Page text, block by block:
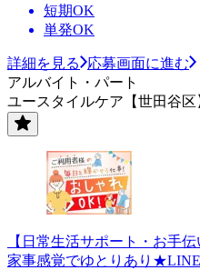
短期OK
単発OK
詳細を見る
応募画面に進む
アルバイト・パート
ユースタイルケア【世田谷区
【日常生活サポート・お手
家事感覚でゆとりあり